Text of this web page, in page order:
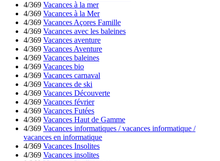
4/369 Vacances à la mer
4/369 Vacances à la Mer
4/369 Vacances Açores Famille
4/369 Vacances avec les baleines
4/369 Vacances aventure
4/369 Vacances Aventure
4/369 Vacances baleines
4/369 Vacances bio
4/369 Vacances carnaval
4/369 Vacances de ski
4/369 Vacances Découverte
4/369 Vacances février
4/369 Vacances Futées
4/369 Vacances Haut de Gamme
4/369 Vacances informatiques / vacances informatique /
vacances en informatique
4/369 Vacances Insolites
4/369 Vacances insolites